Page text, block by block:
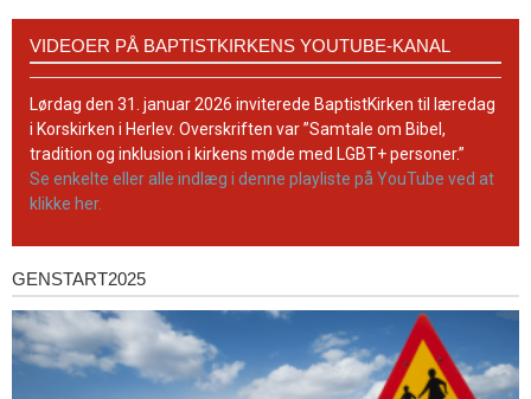
BaptistKirkens
YouTube-
kanal
VIDEOER PÅ BAPTISTKIRKENS YOUTUBE-KANAL
Lørdag den 31. januar 2026 inviterede BaptistKirken til læredag
i Korskirken i Herlev. Overskriften var ”Samtale om Bibel,
tradition og inklusion i kirkens møde med LGBT+ personer.”
Se enkelte eller alle indlæg i denne playliste på YouTube ved at
klikke her.
Genstart2025
GENSTART2025